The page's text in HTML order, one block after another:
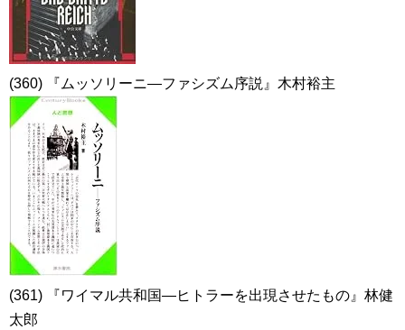
(360) 『ムッソリーニ―ファシズム序説』木村裕主
(361) 『ワイマル共和国―ヒトラーを出現させたもの』林健
太郎